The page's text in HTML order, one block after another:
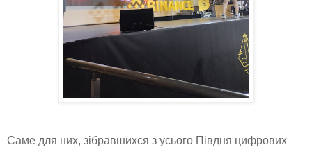
Саме для них, зібравшихся з усього Півдня цифрових